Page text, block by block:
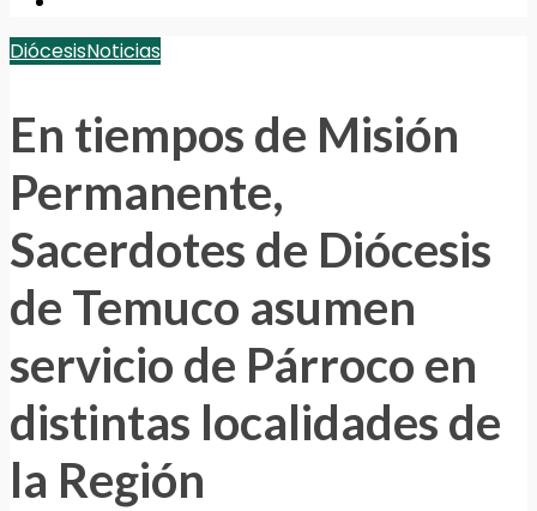
DiócesisNoticias
En tiempos de Misión
Permanente,
Sacerdotes de Diócesis
de Temuco asumen
servicio de Párroco en
distintas localidades de
la Región